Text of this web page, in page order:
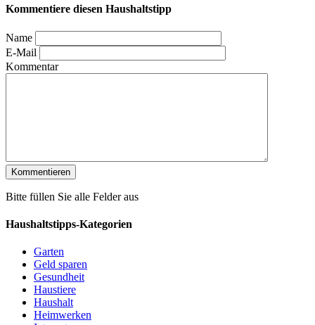
Kommentiere diesen Haushaltstipp
Name
E-Mail
Kommentar
Bitte füllen Sie alle Felder aus
Haushaltstipps-Kategorien
Garten
Geld sparen
Gesundheit
Haustiere
Haushalt
Heimwerken